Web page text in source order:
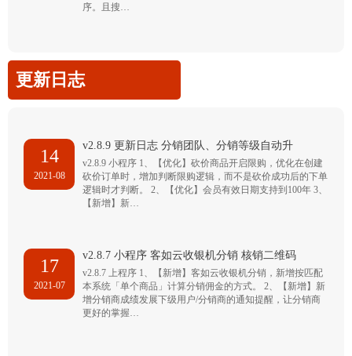
序。且搜…
更新日志
14
2021-08
v2.8.9 更新日志 分销团队、分销等级自动升
v2.8.9 小程序 1、【优化】砍价商品开启限购，优化在创建
砍价订单时，增加判断限购逻辑，而不是砍价成功后的下单
逻辑时才判断。 2、【优化】会员有效日期支持到100年 3、
【新增】新…
17
2021-07
v2.8.7 小程序 客如云收银机分销 核销二维码
v2.8.7 上程序 1、【新增】客如云收银机分销，新增按匹配
本系统「单个商品」计算分销佣金的方式。 2、【新增】新
增分销商成绩发展下级用户/分销商的通知提醒，让分销商
更好的掌握…